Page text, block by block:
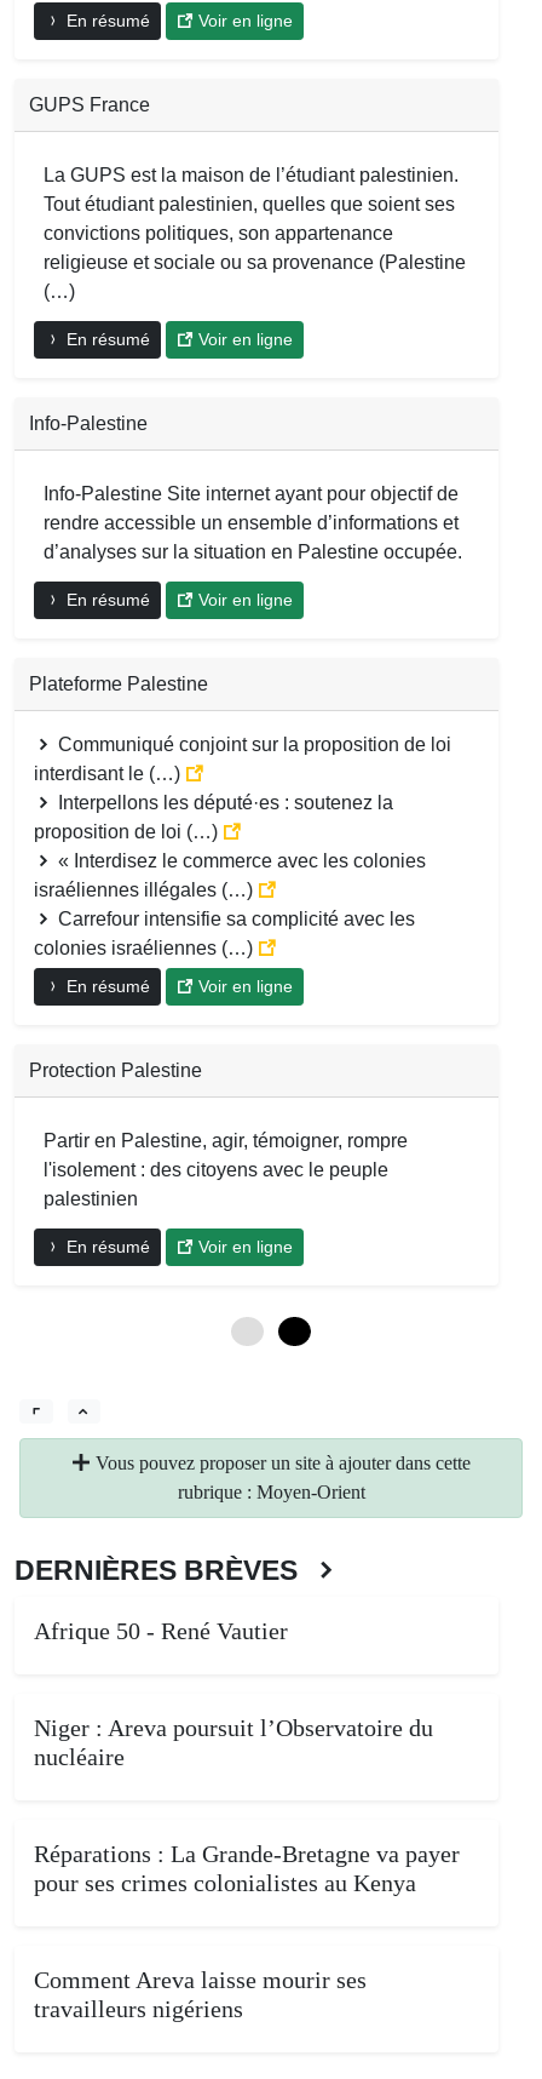
En résumé Voir en ligne
GUPS France
La GUPS est la maison de l’étudiant palestinien.
Tout étudiant palestinien, quelles que soient ses
convictions politiques, son appartenance
religieuse et sociale ou sa provenance (Palestine
(…)
En résumé Voir en ligne
Info-Palestine
Info-Palestine Site internet ayant pour objectif de
rendre accessible un ensemble d’informations et
d’analyses sur la situation en Palestine occupée.
En résumé Voir en ligne
Plateforme Palestine
Communiqué conjoint sur la proposition de loi
interdisant le (…)
Interpellons les député·es : soutenez la
proposition de loi (…)
« Interdisez le commerce avec les colonies
israéliennes illégales (…)
Carrefour intensifie sa complicité avec les
colonies israéliennes (…)
En résumé Voir en ligne
Protection Palestine
Partir en Palestine, agir, témoigner, rompre
l'isolement : des citoyens avec le peuple
palestinien
En résumé Voir en ligne
Vous pouvez proposer un site à ajouter dans cette
rubrique : Moyen-Orient
DERNIÈRES BRÈVES
Afrique 50 - René Vautier
Niger : Areva poursuit l’Observatoire du
nucléaire
Réparations : La Grande-Bretagne va payer
pour ses crimes colonialistes au Kenya
Comment Areva laisse mourir ses
travailleurs nigériens